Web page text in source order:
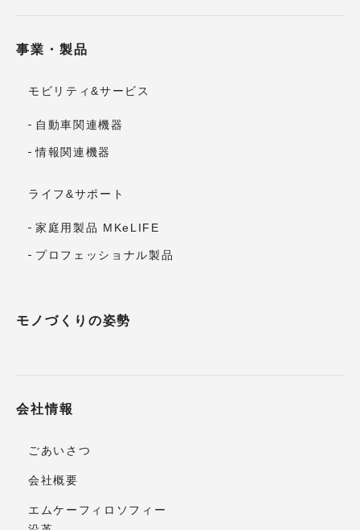
事業・製品
モビリティ&サービス
自動車関連機器
情報関連機器
ライフ&サポート
家庭用製品 MKeLIFE
プロフェッショナル製品
モノづくりの姿勢
会社情報
ごあいさつ
会社概要
エムケーフィロソフィー